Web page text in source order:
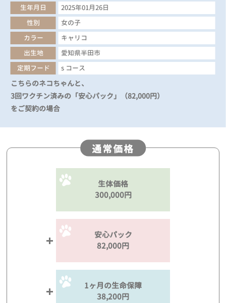
生年月日
2025年01月26日
性別
女の子
カラー
キャリコ
出生地
愛知県半田市
定期フード
s コース
こちらのネコちゃんと、
3回ワクチン済みの「安心パック」（82,000円）
をご契約の場合
通常価格
生体価格
300,000円
安心パック
82,000円
1ヶ月の生命保障
38,200円